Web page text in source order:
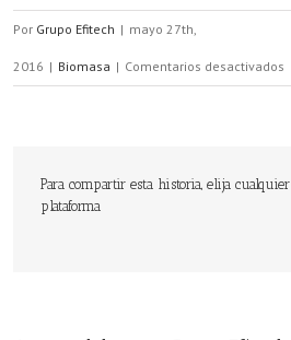
Por Grupo Efitech | mayo 27th,
2016 | Biomasa | Comentarios desactivados
Para compartir esta historia, elija cualquier
plataforma